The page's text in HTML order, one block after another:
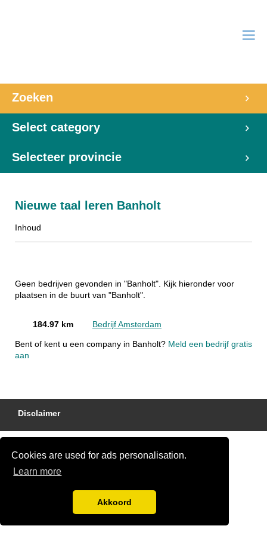
Cookies are used for ads personalisation.
Learn more
Akkoord
Zoeken
Select category
Selecteer provincie
Nieuwe taal leren Banholt
Inhoud
Geen bedrijven gevonden in "Banholt". Kijk hieronder voor
plaatsen in de buurt van "Banholt".
184.97 km Bedrijf Amsterdam
Bent of kent u een company in Banholt? Meld een bedrijf gratis
aan
Disclaimer